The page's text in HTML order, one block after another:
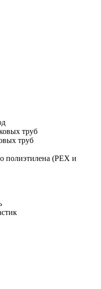
труб
труб
полиэтилена (PEX и